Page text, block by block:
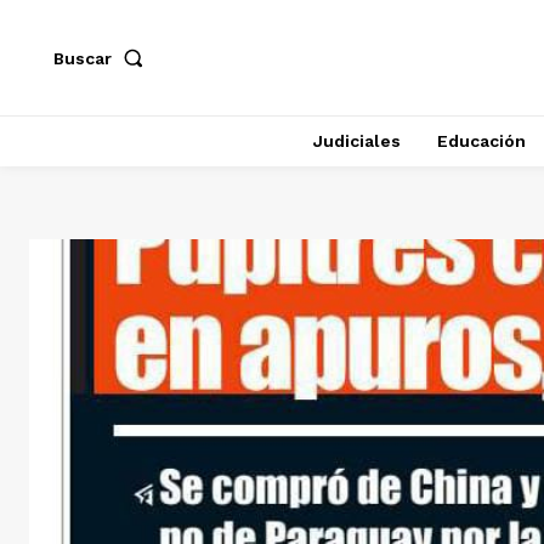
Buscar
Judiciales Educación